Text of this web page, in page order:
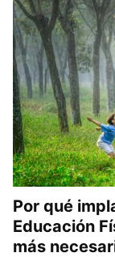
Por qué
Educación
más